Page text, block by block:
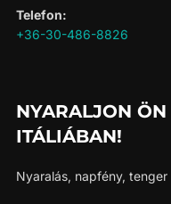
Telefon:
+36-30-486-8826
NYARALJON
ITÁLIÁBAN!
Nyaralás, napfény, tenger